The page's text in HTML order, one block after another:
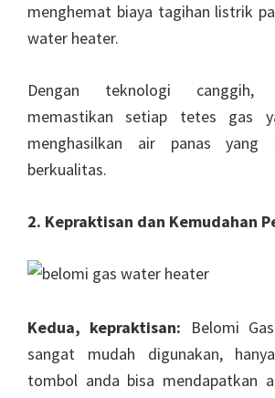
menghemat biaya tagihan listrik
water heater.
Dengan teknologi
memastikan setiap tetes gas
menghasilkan air panas yang
berkualitas.
2. Kepraktisan dan Kemudahan
Kedua, kepraktisan: Belomi
sangat mudah digunakan,
tombol anda bisa mendapatkan